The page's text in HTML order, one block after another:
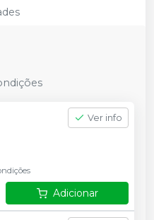
Ver info
Adicionar